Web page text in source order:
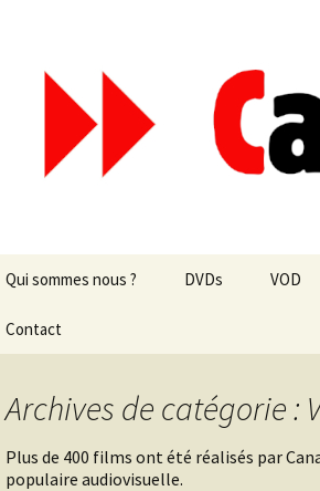
Canal
Qui sommes nous ?
Les revues de presse
DVDs VOD
Contact
Archives de catégorie :
Plus de 400 films ont été réalisés par
populaire audiovisuelle.